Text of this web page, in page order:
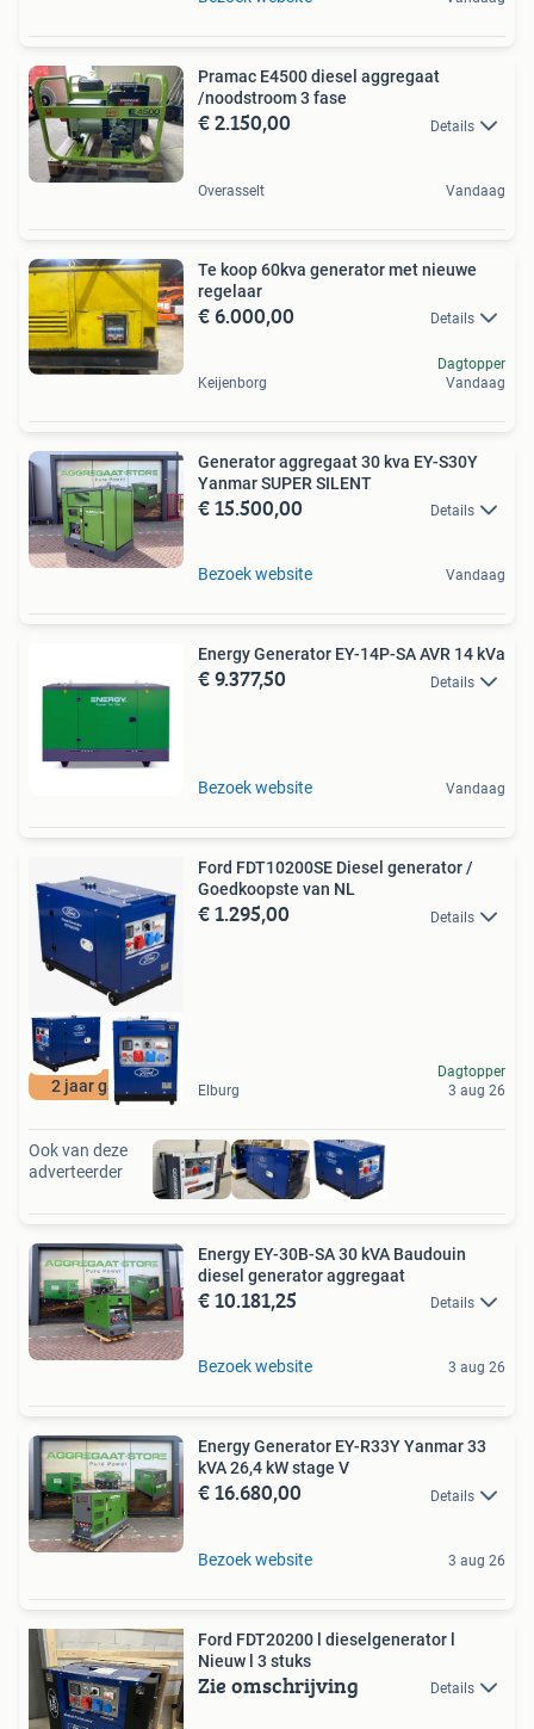
Pramac E4500 diesel aggregaat
/noodstroom 3 fase
€ 2.150,00 Details
Overasselt Vandaag
Te koop 60kva generator met nieuwe
regelaar
€ 6.000,00 Details
Keijenborg
Dagtopper
Vandaag
Generator aggregaat 30 kva EY-S30Y
Yanmar SUPER SILENT
€ 15.500,00 Details
Bezoek website Vandaag
Energy Generator EY-14P-SA AVR 14 kVa
€ 9.377,50 Details
Bezoek website Vandaag
2 jaar garantie
Ford FDT10200SE Diesel generator /
Goedkoopste van NL
€ 1.295,00 Details
Elburg
Dagtopper
3 aug 26
Ook van deze
adverteerder
Energy EY-30B-SA 30 kVA Baudouin
diesel generator aggregaat
€ 10.181,25 Details
Bezoek website 3 aug 26
Energy Generator EY-R33Y Yanmar 33
kVA 26,4 kW stage V
€ 16.680,00 Details
Bezoek website 3 aug 26
Ford FDT20200 l dieselgenerator l
Nieuw l 3 stuks
Zie omschrijving Details